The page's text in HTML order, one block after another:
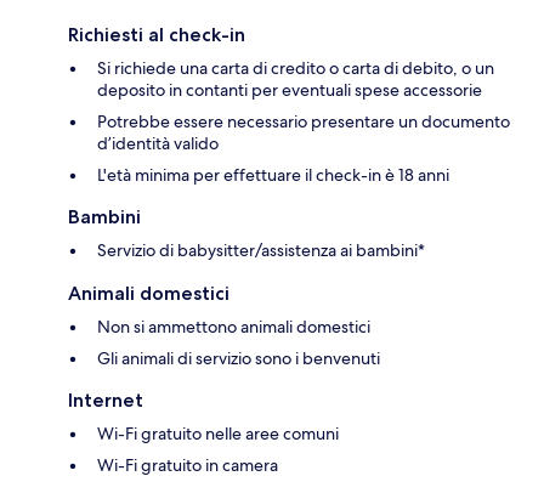
Richiesti al check-in
Si richiede una carta di credito o carta di debito, o un
deposito in contanti per eventuali spese accessorie
Potrebbe essere necessario presentare un documento
d’identità valido
L'età minima per effettuare il check-in è 18 anni
Bambini
Servizio di babysitter/assistenza ai bambini*
Animali domestici
Non si ammettono animali domestici
Gli animali di servizio sono i benvenuti
Internet
Wi-Fi gratuito nelle aree comuni
Wi-Fi gratuito in camera